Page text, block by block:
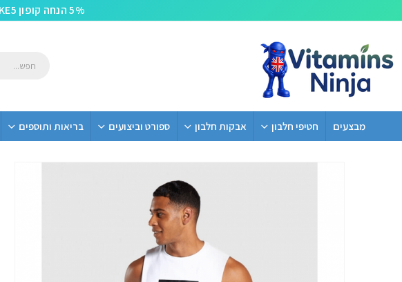
5% הנחה קופון TAKE5 בקניית 2 מוצרים. משלוח חינם מעל 279 שח!
מבצעים חטיפי חלבון אבקות חלבון ספורט וביצועים בריאות ותוספים